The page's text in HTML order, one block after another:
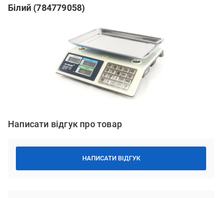
Білий (784779058)
Написати відгук про товар
НАПИСАТИ ВІДГУК